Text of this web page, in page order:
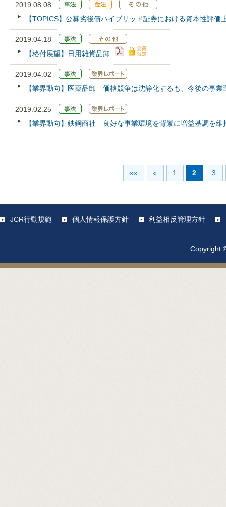
2019.08.08
【TOPICS】公募劣後債ハイブリッド証券における資本性評価
2019.04.18
【格付展望】日用雑貨品卸
2019.04.02
【業界動向】医薬品卸―価格競争は沈静化するも、今後の事
2019.02.25
【業界動向】鉄鋼商社―良好な事業環境を背景に増益基調を
«« « 1 2 3
JCR行動規範 個人情報保護方針 利益相反管理方針
Copyright